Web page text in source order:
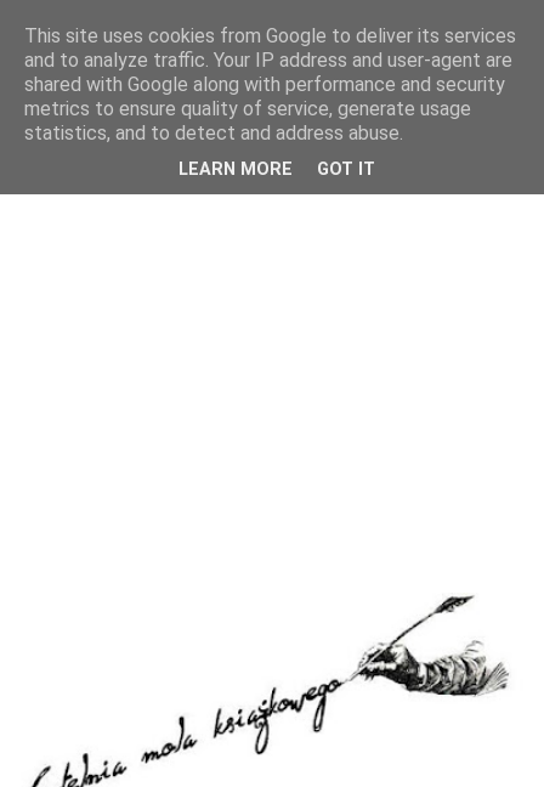
This site uses cookies from Google to deliver its services
and to analyze traffic. Your IP address and user-agent are
shared with Google along with performance and security
metrics to ensure quality of service, generate usage
statistics, and to detect and address abuse.
LEARN MORE GOT IT